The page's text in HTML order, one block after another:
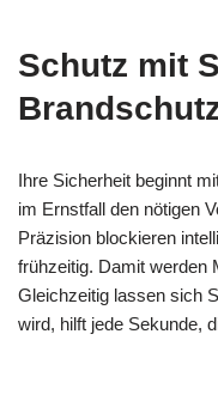
Schutz mit
Ihre Sicherheit beginnt
im Ernstfall den nötigen
Präzision blockieren
frühzeitig. Damit werden
Gleichzeitig lassen sich
wird, hilft jede Sekunde,